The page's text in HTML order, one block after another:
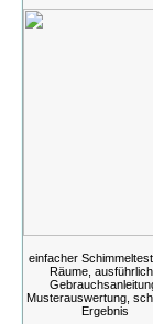
einfacher
Räume,
Musterauswertung,
Ergebnis